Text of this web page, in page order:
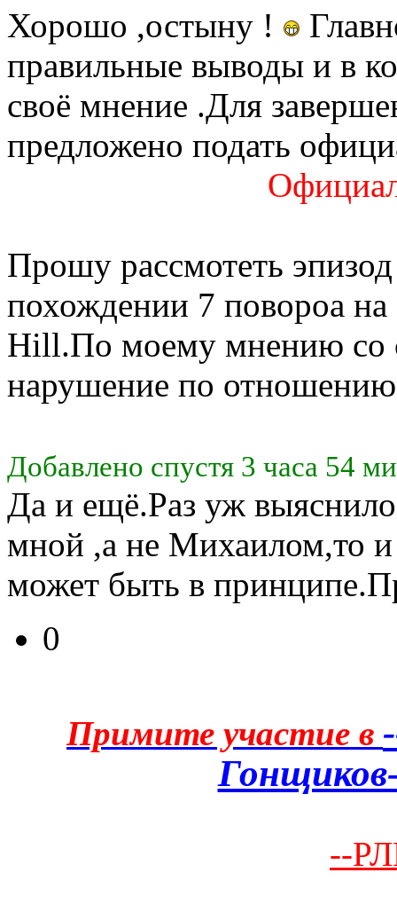
Хорошо ,остыну !
правильные выводы и в
своё мнение .Для
предложено подать
Прошу рассмотеть
похождении 7 повороа на
Hill.По моему мнению со
нарушение по
Добавлено спустя 3 часа 54
Да и ещё.Раз уж
мной ,а не Михаилом,то
может быть в
0
Примите участие в
--